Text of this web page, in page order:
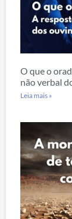
O que o
não verbal
Leia mais »